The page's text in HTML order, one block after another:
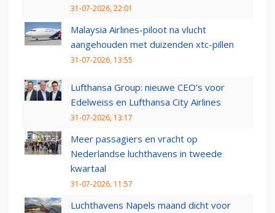
31-07-2026, 22:01
Malaysia Airlines-piloot na vlucht
aangehouden met duizenden xtc-pillen
31-07-2026, 13:55
Lufthansa Group: nieuwe CEO’s voor
Edelweiss en Lufthansa City Airlines
31-07-2026, 13:17
Meer passagiers en vracht op
Nederlandse luchthavens in tweede
kwartaal
31-07-2026, 11:57
Luchthavens Napels maand dicht voor